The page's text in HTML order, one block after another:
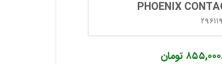
۸۵۵,۰۰۰ تومان